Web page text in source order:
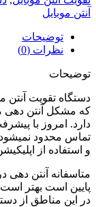
آنتن موبایل
توضیحات
نظرات (0)
توضیحات
دستگاه تقویت آنتن
که مشکل آنتن دهی
دارد. امروز با
تماس محدود نمیشود
و استفاده از
متاسفانه آنتن دهی
پایین است بهتر
در این مناطق از